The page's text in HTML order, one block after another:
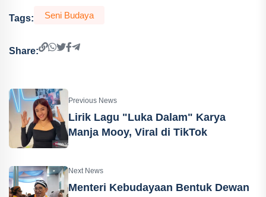
Tags: Seni Budaya
Share:
Previous News
Lirik Lagu "Luka Dalam" Karya
Manja Mooy, Viral di TikTok
Next News
Menteri Kebudayaan Bentuk Dewan